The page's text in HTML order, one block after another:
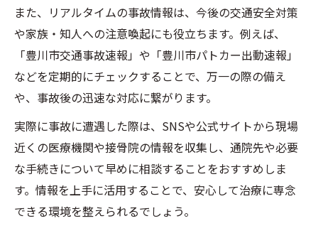
また、リアルタイムの事故情報は、今後の交通安全対策
や家族・知人への注意喚起にも役立ちます。例えば、
「豊川市交通事故速報」や「豊川市パトカー出動速報」
などを定期的にチェックすることで、万一の際の備え
や、事故後の迅速な対応に繋がります。
実際に事故に遭遇した際は、SNSや公式サイトから現場
近くの医療機関や接骨院の情報を収集し、通院先や必要
な手続きについて早めに相談することをおすすめしま
す。情報を上手に活用することで、安心して治療に専念
できる環境を整えられるでしょう。